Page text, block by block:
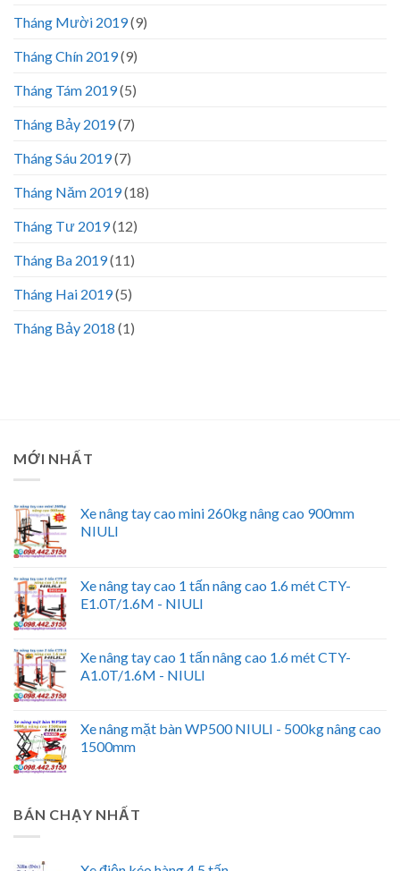
Tháng Mười 2019(9)
Tháng Chín 2019(9)
Tháng Tám 2019(5)
Tháng Bảy 2019(7)
Tháng Sáu 2019(7)
Tháng Năm 2019(18)
Tháng Tư 2019(12)
Tháng Ba 2019(11)
Tháng Hai 2019(5)
Tháng Bảy 2018 (1)
MỚI NHẤT
Xe nâng tay cao mini 260kg nâng cao 900mm
NIULI
Xe nâng tay cao 1 tấn nâng cao 1.6 mét CTY-
E1.0T/1.6M - NIULI
Xe nâng tay cao 1 tấn nâng cao 1.6 mét CTY-
A1.0T/1.6M - NIULI
Xe nâng mặt bàn WP500 NIULI - 500kg nâng cao
1500mm
BÁN CHẠY NHẤT